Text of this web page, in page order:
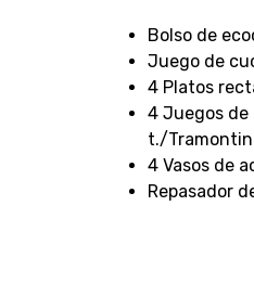
Bolso de
Juego de
4 Platos
4 Juegos de
t./
4 Vasos de
Repasador